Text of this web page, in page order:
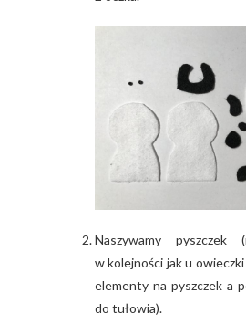
Naszywamy pyszczek
w kolejności jak u
elementy na pyszczek a
do tułowia).